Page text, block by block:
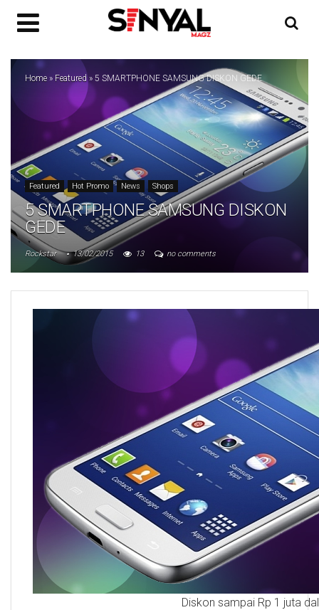
Home » Featured» 5 SMARTPHONE SAMSUNG DISKON GEDE
Featured Hot Promo News Shops
5 SMARTPHONE SAMSUNG DISKON
GEDE
Rockstar 13/02/2015 13 no comments
Diskon sampai Rp 1 juta